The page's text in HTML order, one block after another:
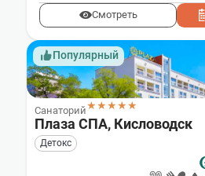
Смотреть
Популярный
Санаторий★★★★★
Плаза СПА, Кисловодск
Детокс